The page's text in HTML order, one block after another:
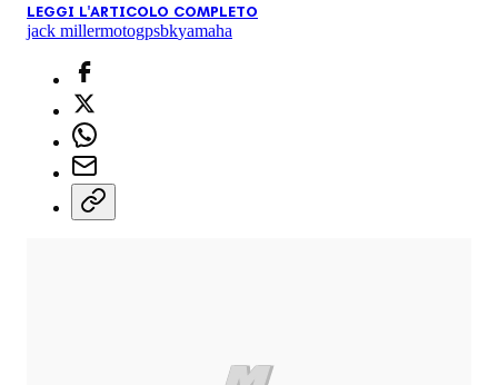
LEGGI L'ARTICOLO COMPLETO
jack millermotogpsbkyamaha